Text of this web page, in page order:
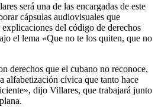
será una de las encargadas de este
cápsulas audiovisuales que
del código de derechos
el lema «Que no te los quiten, que no
derechos que el cubano no reconoce,
alfabetización cívica que tanto hace
dijo Villares, que trabajará junto